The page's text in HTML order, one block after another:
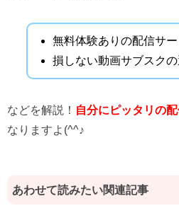
無料体験ありの配信サー
損しない動画サブスク
などを解説！ 自分にピッタリの
なりますよ(^^♪
あわせて読みたい関連記事